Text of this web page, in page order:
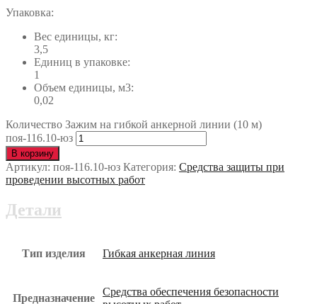
Упаковка:
Вес единицы, кг:
3,5
Единиц в упаковке:
1
Объем единицы, м3:
0,02
Количество Зажим на гибкой анкерной линии (10 м)
поя-116.10-юз
В корзину
Артикул: поя-116.10-юз Категория: Средства защиты при
проведении высотных работ
Детали
Тип изделия Гибкая анкерная линия
Предназначение
Средства обеспечения безопасности